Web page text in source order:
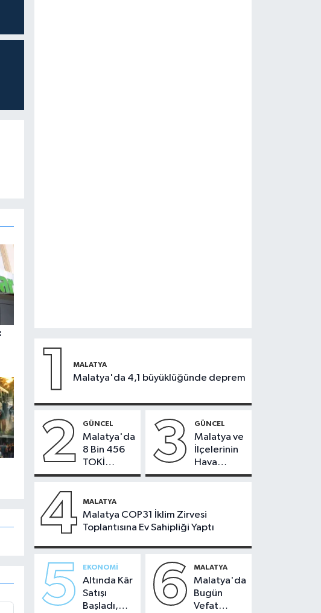
1 MALATYA
Malatya'da 4,1 büyüklüğünde deprem
2 GÜNCEL
Malatya'da
8 Bin 456
TOKİ
Konutunun
Bugün
Çekiliyor
3 GÜNCEL
Malatya ve
İlçelerinin
Hava
Durumu -
2026
4 MALATYA
Malatya COP31 İklim Zirvesi
Toplantısına Ev Sahipliği Yaptı
5 EKONOMI
Altında Kâr
Satışı
Başladı,
6 MALATYA
Malatya'da
Bugün
Vefat